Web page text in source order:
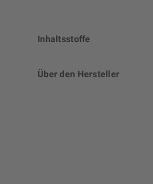
Inhaltsstoffe
Über den Hersteller